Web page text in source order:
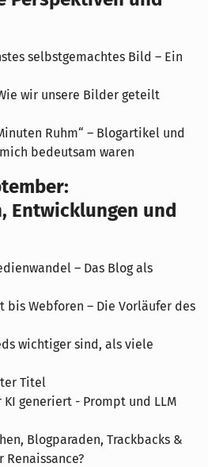
selbstgemachtes Bild – Ein
wir unsere Bilder geteilt
Ruhm“ – Blogartikel und
bedeutsam waren
Entwicklungen und
– Das Blog als
bis Webforen – Die Vorläufer des
wichtiger sind, als viele
Titel
generiert - Prompt und LLM
Blogparaden, Trackbacks &
Renaissance?